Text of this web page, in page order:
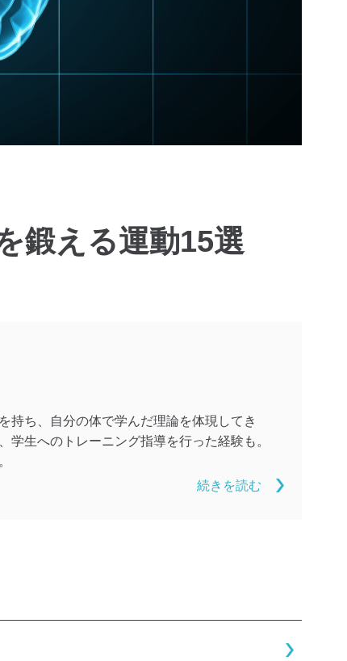
鍛える運動15選
持ち、自分の体で学んだ理論を体現してき
生へのトレーニング指導を行った経験も。
続きを読む